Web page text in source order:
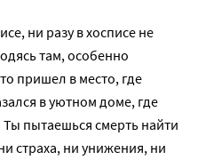
ни разу в хосписе не
там, особенно
пришел в место, где
в уютном доме, где
пытаешься смерть найти
страха, ни унижения, ни